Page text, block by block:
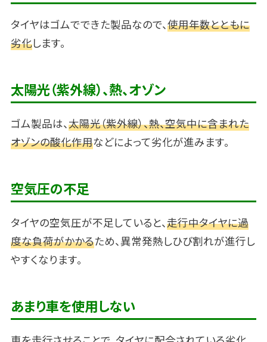
タイヤはゴムでできた製品なので、使用年数とともに
劣化します。
太陽光（紫外線）、熱、オゾン
ゴム製品は、太陽光（紫外線）、熱、空気中に含まれた
オゾンの酸化作用などによって劣化が進みます。
空気圧の不足
タイヤの空気圧が不足していると、走行中タイヤに過
度な負荷がかかるため、異常発熱しひび割れが進行し
やすくなります。
あまり車を使用しない